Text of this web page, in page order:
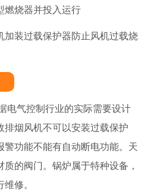
燃烧器并投入运行
加装过载保护器防止风机过载烧
电气控制行业的实际需要设计
排烟风机不可以安装过载保护
警功能不能有自动断电功能。天
的阀门。锅炉属于特种设备，
修。